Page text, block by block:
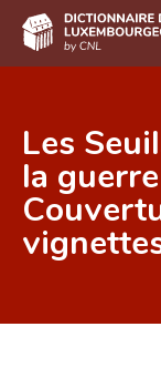
DE FR
Accueil
Auteur(e)s A-Z
Les
la